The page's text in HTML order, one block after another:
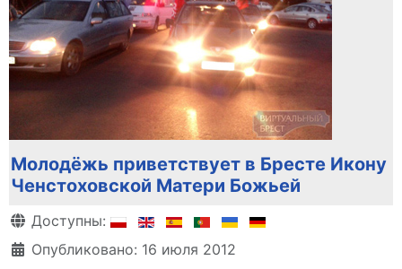
Молодёжь приветствует в Бресте Икону
Ченстоховской Матери Божьей
Информация о материале
Доступны:
Опубликовано: 16 июля 2012